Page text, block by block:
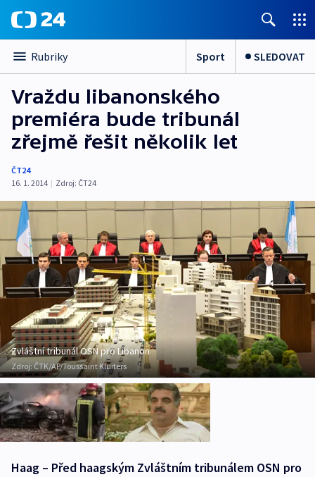
Rubriky Sport SLEDOVAT
Vraždu libanonského
premiéra bude tribunál
zřejmě řešit několik let
ČT24
16. 1. 2014 | Zdroj: ČT24
Zvláštní tribunál OSN pro Libanon
Zdroj:ČTK/AP/Toussaint Kluiters
Haag – Před haagským Zvláštním tribunálem OSN pro